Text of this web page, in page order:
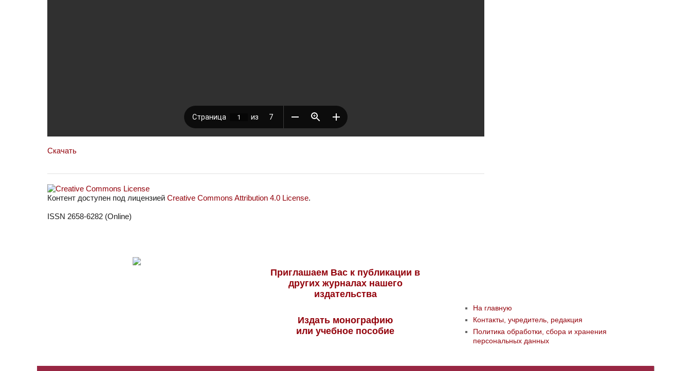
Скачать
Контент доступен под лицензией Creative Commons Attribution 4.0 License.
ISSN 2658-6282 (Online)
Приглашаем Вас к публикации в
других журналах нашего
издательства
Издать монографию
или учебное пособие
На главную
Контакты, учредитель, редакция
Политика обработки, сбора и хранения
персональных данных